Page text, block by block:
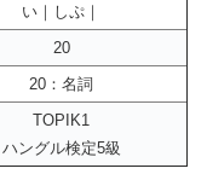
い｜しぷ｜
20
20：名詞
TOPIK1
ハングル検定5級